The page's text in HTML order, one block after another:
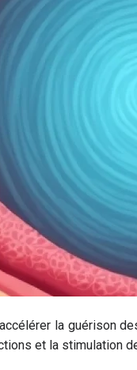
la guérison
et la stimulation